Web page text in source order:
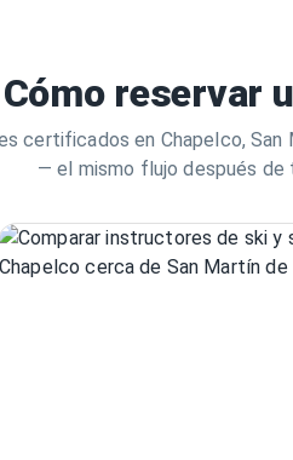
Cómo reservar
certificados en Chapelco,
— el mismo flujo después de